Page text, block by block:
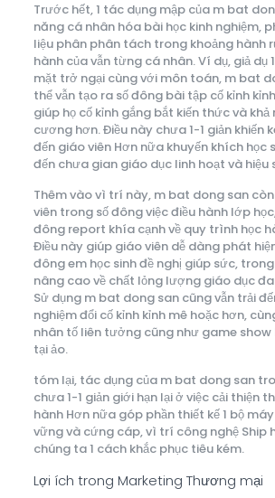
Trước hết, 1 tác dụng mập của m bat
năng cá nhân hóa bài học kinh nghiệm,
liệu phân phân tách trong khoảng hành
hành của vẫn từng cá nhân. Ví dụ, giả dụ
mặt trở ngại cùng với môn toán, m bat
thể vẫn tạo ra số đông bài tập cố kỉnh
giúp họ cố kỉnh gắng bắt kiến thức và khả
cương hơn. Điều này chưa 1-1 giản khiến
đến giáo viên Hơn nữa khuyến khích học
đến chưa gian giáo dục linh hoạt và hiệu
Thêm vào vì trí này, m bat dong san
viên trong số đông việc điều hành lớp
đông report khía cạnh về quy trình học
Điều này giúp giáo viên dễ dàng phát
đông em học sinh đề nghị giúp sức,
nâng cao về chất lỏng lượng giáo dục
Sử dụng m bat dong san cũng vẫn trải
nghiệm đổi cố kỉnh kỉnh mê hoặc hơn,
nhân tố liên tưởng cũng như game
tại ảo.
tóm lại, tác dụng của m bat dong san
chưa 1-1 giản giới hạn lại ở việc cải thiện
hành Hơn nữa góp phần thiết kế 1 bộ
vững và cứng cáp, vì trí công nghệ Ship
chúng ta 1 cách khắc phục tiêu kém.
Lợi ích trong Marketing Thương mại